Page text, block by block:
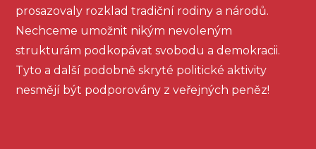
prosazovaly rozklad tradiční rodiny a národů.
Nechceme umožnit nikým nevoleným
strukturám podkopávat svobodu a demokracii.
Tyto a další podobně skryté politické aktivity
nesmějí být podporovány z veřejných peněz!